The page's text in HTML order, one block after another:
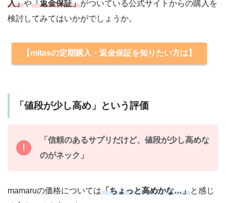
入」や「返金保証」がついている公式サイトからの購入を
検討してみてはいかがでしょうか。
【mitasの定期購入・返金保証を知りたい方は】
「値段が少し高め」という評価
「信頼のあるサプリだけど、値段が少し高めな
のがネック」
mamaruの価格については「ちょっと高めかな…」と感じ